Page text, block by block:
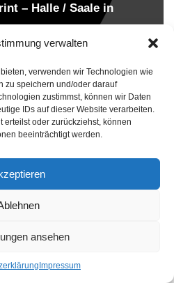
verwalten
verwenden wir Technologien wie
zu speichern und/oder darauf
zustimmst, können wir Daten
IDs auf dieser Website verarbeiten.
erteilst oder zurückziehst, können
beeinträchtigt werden.
ansehen
Impressum
– Halle / Saale in